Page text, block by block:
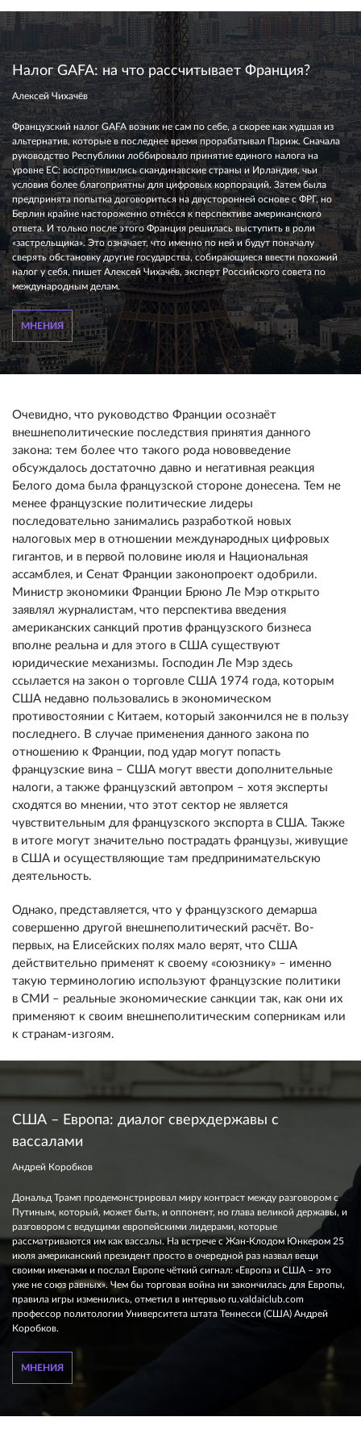
Налог GAFA: на что рассчитывает Франция?
Алексей Чихачёв
Французский налог GAFA возник не сам по себе, а скорее как худшая из
альтернатив, которые в последнее время прорабатывал Париж. Сначала
руководство Республики лоббировало принятие единого налога на
уровне ЕС: воспротивились скандинавские страны и Ирландия, чьи
условия более благоприятны для цифровых корпораций. Затем была
предпринята попытка договориться на двусторонней основе с ФРГ, но
Берлин крайне настороженно отнёсся к перспективе американского
ответа. И только после этого Франция решилась выступить в роли
«застрельщика». Это означает, что именно по ней и будут поначалу
сверять обстановку другие государства, собирающиеся ввести похожий
налог у себя, пишет Алексей Чихачёв, эксперт Российского совета по
международным делам.
МНЕНИЯ
Очевидно, что руководство Франции осознаёт
внешнеполитические последствия принятия данного
закона: тем более что такого рода нововведение
обсуждалось достаточно давно и негативная реакция
Белого дома была французской стороне донесена. Тем не
менее французские политические лидеры
последовательно занимались разработкой новых
налоговых мер в отношении международных цифровых
гигантов, и в первой половине июля и Национальная
ассамблея, и Сенат Франции законопроект одобрили.
Министр экономики Франции Брюно Ле Мэр открыто
заявлял журналистам, что перспектива введения
американских санкций против французского бизнеса
вполне реальна и для этого в США существуют
юридические механизмы. Господин Ле Мэр здесь
ссылается на закон о торговле США 1974 года, которым
США недавно пользовались в экономическом
противостоянии с Китаем, который закончился не в пользу
последнего. В случае применения данного закона по
отношению к Франции, под удар могут попасть
французские вина – США могут ввести дополнительные
налоги, а также французский автопром – хотя эксперты
сходятся во мнении, что этот сектор не является
чувствительным для французского экспорта в США. Также
в итоге могут значительно пострадать французы, живущие
в США и осуществляющие там предпринимательскую
деятельность.
Однако, представляется, что у французского демарша
совершенно другой внешнеполитический расчёт. Во-
первых, на Елисейских полях мало верят, что США
действительно применят к своему «союзнику» – именно
такую терминологию используют французские политики
в СМИ – реальные экономические санкции так, как они их
применяют к своим внешнеполитическим соперникам или
к странам-изгоям.
США – Европа: диалог сверхдержавы с
вассалами
Андрей Коробков
Дональд Трамп продемонстрировал миру контраст между разговором с
Путиным, который, может быть, и оппонент, но глава великой державы, и
разговором с ведущими европейскими лидерами, которые
рассматриваются им как вассалы. На встрече с Жан-Клодом Юнкером 25
июля американский президент просто в очередной раз назвал вещи
своими именами и послал Европе чёткий сигнал: «Европа и США – это
уже не союз равных». Чем бы торговая война ни закончилась для Европы,
правила игры изменились, отметил в интервью ru.valdaiclub.com
профессор политологии Университета штата Теннесси (США) Андрей
Коробков.
МНЕНИЯ